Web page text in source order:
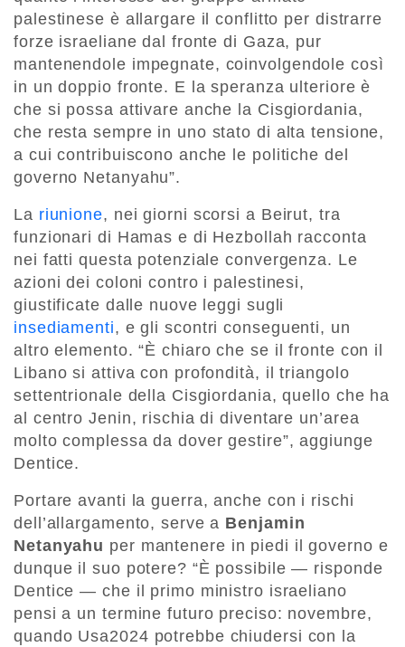
palestinese è allargare il conflitto per distrarre
forze israeliane dal fronte di Gaza, pur
mantenendole impegnate, coinvolgendole così
in un doppio fronte. E la speranza ulteriore è
che si possa attivare anche la Cisgiordania,
che resta sempre in uno stato di alta tensione,
a cui contribuiscono anche le politiche del
governo Netanyahu”.
La riunione, nei giorni scorsi a Beirut, tra
funzionari di Hamas e di Hezbollah racconta
nei fatti questa potenziale convergenza. Le
azioni dei coloni contro i palestinesi,
giustificate dalle nuove leggi sugli
insediamenti, e gli scontri conseguenti, un
altro elemento. “È chiaro che se il fronte con il
Libano si attiva con profondità, il triangolo
settentrionale della Cisgiordania, quello che ha
al centro Jenin, rischia di diventare un’area
molto complessa da dover gestire”, aggiunge
Dentice.
Portare avanti la guerra, anche con i rischi
dell’allargamento, serve a Benjamin
Netanyahu per mantenere in piedi il governo e
dunque il suo potere? “È possibile — risponde
Dentice — che il primo ministro israeliano
pensi a un termine futuro preciso: novembre,
quando Usa2024 potrebbe chiudersi con la